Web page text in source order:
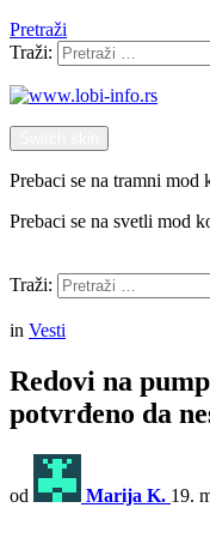
Pretraži
Traži:
Prebaci se na tramni
Prebaci se na svetli mod
Traži:
in Vesti
Redovi na
potvrđeno da
od Marija K. 19.